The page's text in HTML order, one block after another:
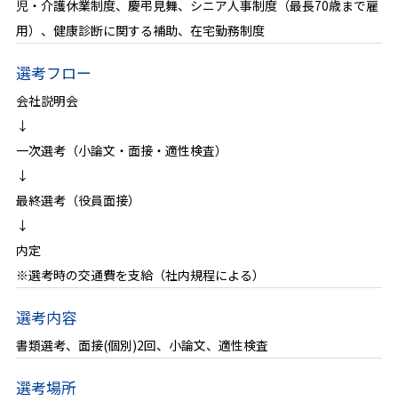
児・介護休業制度、慶弔見舞、シニア人事制度（最長70歳まで雇
用）、健康診断に関する補助、在宅勤務制度
選考フロー
会社説明会
↓
一次選考（小論文・面接・適性検査）
↓
最終選考（役員面接）
↓
内定
※選考時の交通費を支給（社内規程による）
選考内容
書類選考、面接(個別)2回、小論文、適性検査
選考場所